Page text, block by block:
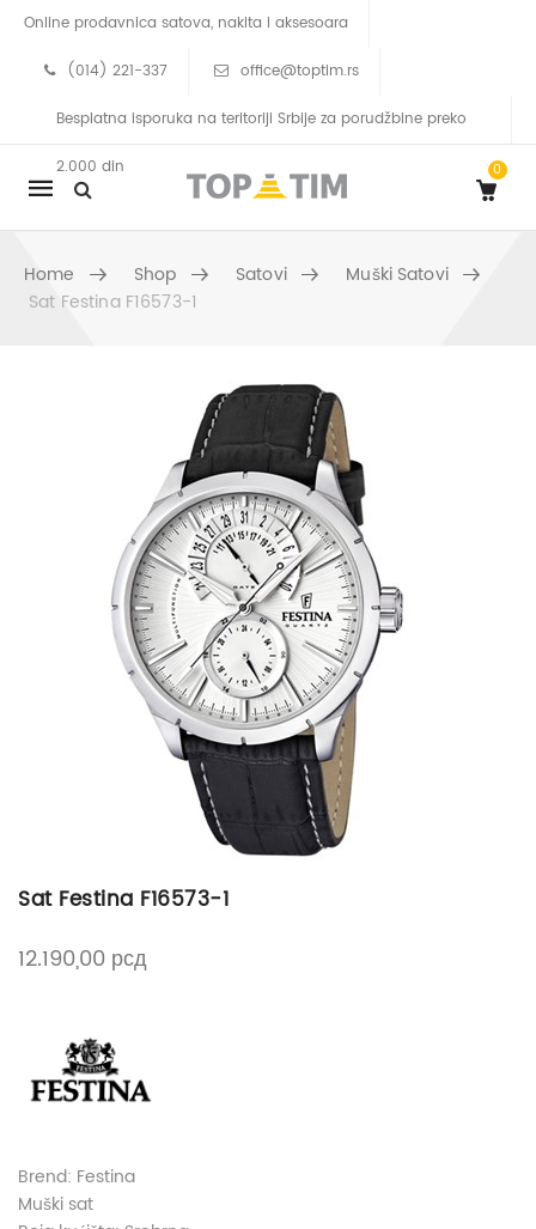
Online prodavnica satova, nakita i aksesoara
(014) 221-337 office@toptim.rs
Besplatna isporuka na teritoriji Srbije za porudžbine preko
2.000 din
Mobile
navigation
0
Home Shop Satovi
Muški Satovi
Sat Festina F16573-1
Sat Festina F16573-1
12.190,00 рсд
Brend: Festina
Muški sat